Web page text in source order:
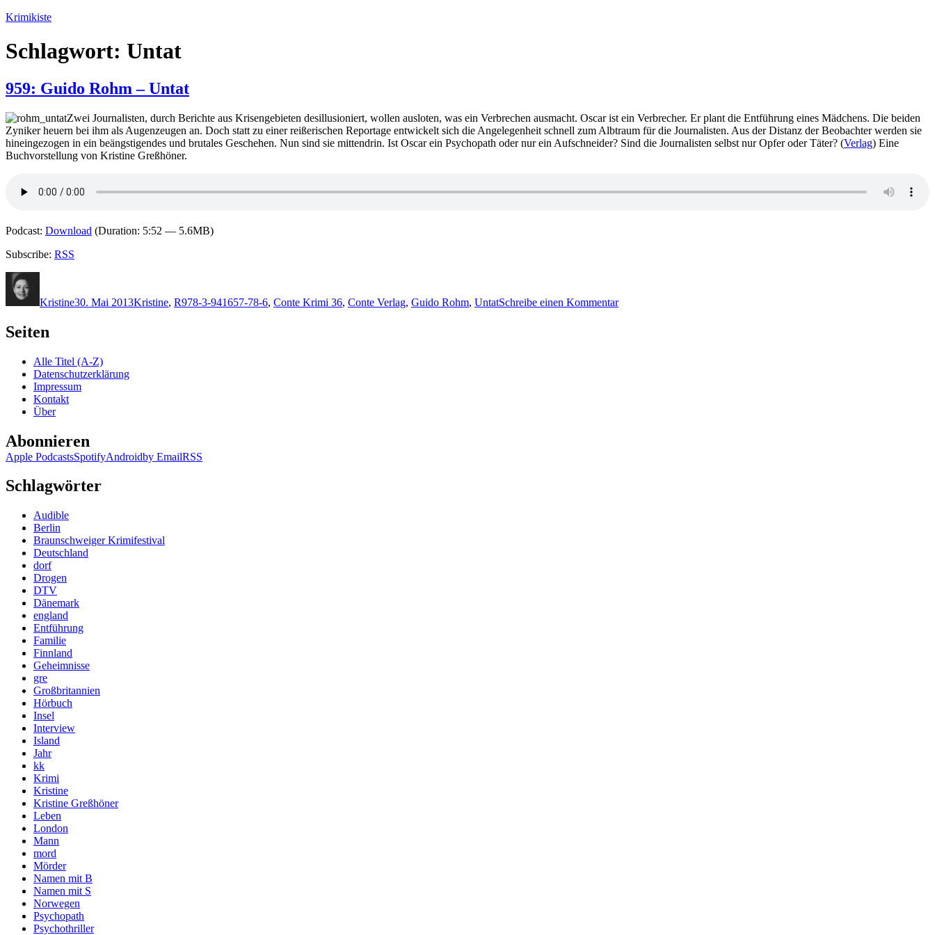
Zum
springen
Krimikiste
Schlagwort: Untat
959: Guido Rohm – Untat
Zwei Journalisten, durch Berichte aus Krisengebieten desillusioniert, wollen ausloten, was ein Verbrechen ausmacht. Oscar ist ein Verbrecher. Er plant die Entführung eines Mädchens. Die beiden
Zyniker heuern bei ihm als Augenzeugen an. Doch statt zu einer reißerischen Reportage entwickelt sich die Angelegenheit schnell zum Albtraum für die Journalisten. Aus der Distanz der Beobachter werden sie
hineingezogen in ein beängstigendes und brutales Geschehen. Nun sind sie mittendrin. Ist Oscar ein Psychopath oder nur ein Aufschneider? Sind die Journalisten selbst nur Opfer oder Täter? (Verlag) Eine
Buchvorstellung von Kristine Greßhöner.
Podcast: Download (Duration: 5:52 — 5.6MB)
Subscribe: RSS
Kristine30. Mai 2013Kristine, R978-3-941657-78-6, Conte Krimi 36, Conte Verlag, Guido Rohm, UntatSchreibe einen KommentarGuido
Seiten
Alle Titel (A-Z)
Datenschutzerklärung
Impressum
Kontakt
Über
Abonnieren
Apple PodcastsSpotifyAndroidby EmailRSS
Schlagwörter
Audible
Berlin
Braunschweiger Krimifestival
Deutschland
dorf
Drogen
DTV
Dänemark
england
Entführung
Familie
Finnland
Geheimnisse
gre
Großbritannien
Hörbuch
Insel
Interview
Island
Jahr
kk
Krimi
Kristine
Kristine Greßhöner
Leben
London
Mann
mord
Mörder
Namen mit B
Namen mit S
Norwegen
Psychopath
Psychothriller